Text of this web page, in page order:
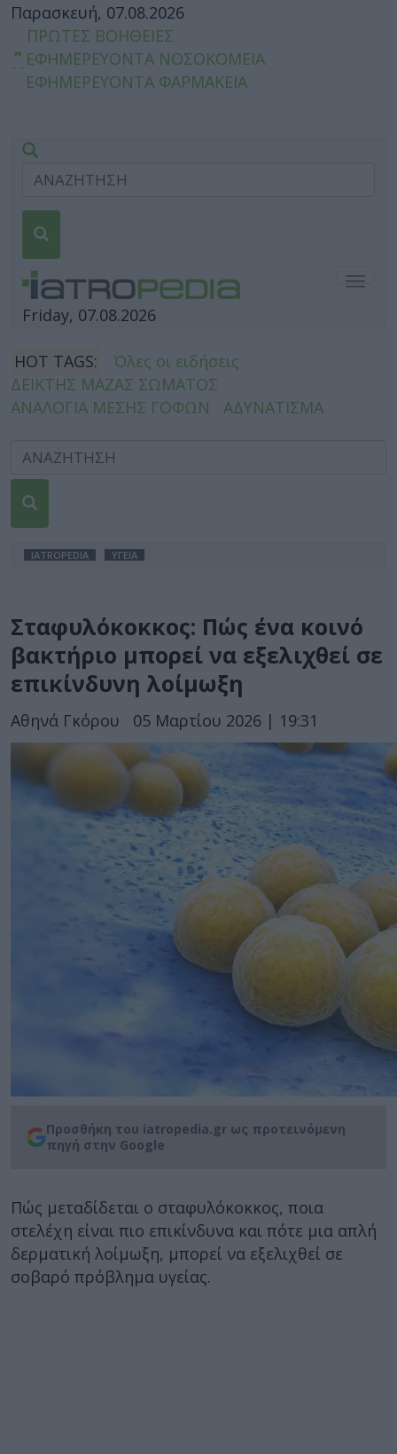
Παρασκευή, 07.08.2026
ΠΡΩΤΕΣ ΒΟΗΘΕΙΕΣ
ΕΦΗΜΕΡΕΥΟΝΤΑ ΝΟΣΟΚΟΜΕΙΑ
ΕΦΗΜΕΡΕΥΟΝΤΑ ΦΑΡΜΑΚΕΙΑ
Friday, 07.08.2026
HOT TAGS:
Όλες οι ειδήσεις
ΔΕΙΚΤΗΣ ΜΑΖΑΣ ΣΩΜΑΤΟΣ
ΑΝΑΛΟΓΙΑ ΜΕΣΗΣ ΓΟΦΩΝ
ΑΔΥΝΑΤΙΣΜΑ
IATROPEDIA ΥΓΕΙΑ
Σταφυλόκοκκος: Πώς ένα κοινό
βακτήριο μπορεί να εξελιχθεί σε
επικίνδυνη λοίμωξη
Αθηνά Γκόρου 05 Μαρτίου 2026 | 19:31
Προσθήκη του iatropedia.gr ως προτεινόμενη
πηγή στην Google
Πώς μεταδίδεται ο σταφυλόκοκκος, ποια
στελέχη είναι πιο επικίνδυνα και πότε μια απλή
δερματική λοίμωξη, μπορεί να εξελιχθεί σε
σοβαρό πρόβλημα υγείας.